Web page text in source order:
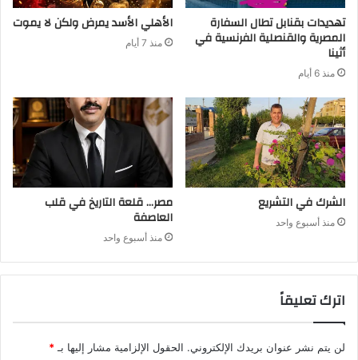
تهديدات بقنابل تطال السفارة
المصرية والقنصلية الفرنسية في
أثينا
منذ 6 أيام
الأهلي الأسد يمرض ولكن لا يموت
منذ 7 أيام
الشرك في التشريع
منذ أسبوع واحد
مصر… قلعة التاريخ في قلب
العاصفة
منذ أسبوع واحد
اترك تعليقاً
لن يتم نشر عنوان بريدك الإلكتروني. الحقول الإلزامية مشار إليها بـ *